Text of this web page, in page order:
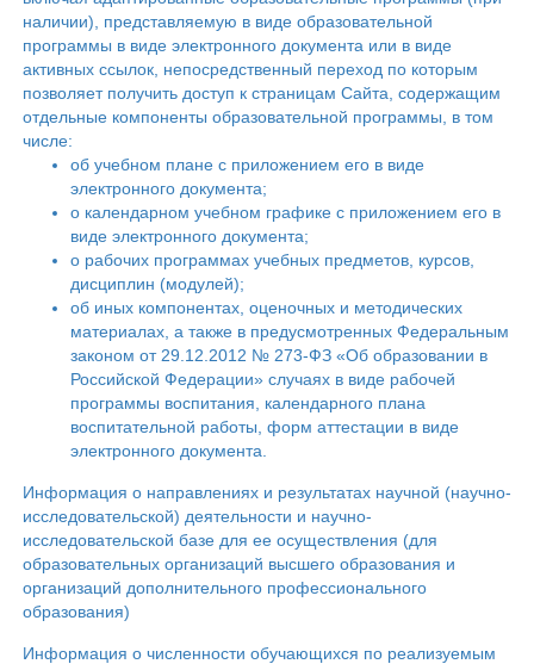
наличии), представляемую в виде образовательной
программы в виде электронного документа или в виде
активных ссылок, непосредственный переход по которым
позволяет получить доступ к страницам Сайта, содержащим
отдельные компоненты образовательной программы, в том
числе:
об учебном плане с приложением его в виде
электронного документа;
о календарном учебном графике с приложением его в
виде электронного документа;
о рабочих программах учебных предметов, курсов,
дисциплин (модулей);
об иных компонентах, оценочных и методических
материалах, а также в предусмотренных Федеральным
законом от 29.12.2012 № 273-ФЗ «Об образовании в
Российской Федерации» случаях в виде рабочей
программы воспитания, календарного плана
воспитательной работы, форм аттестации в виде
электронного документа.
Информация о направлениях и результатах научной (научно-
исследовательской) деятельности и научно-
исследовательской базе для ее осуществления (для
образовательных организаций высшего образования и
организаций дополнительного профессионального
образования)
Информация о численности обучающихся по реализуемым